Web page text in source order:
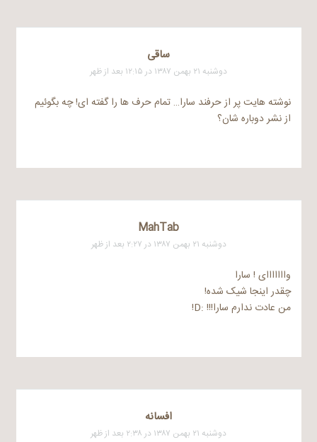
ساقی
دوشنبه ۲۱ بهمن ۱۳۸۷ در ۱۲:۱۵ بعد از ظهر
نوشته هایت پر از حرفند سارا… تمام حرف ها را گفته ای! چه بگوئیم
از نشر دوباره شان؟
MahTab
دوشنبه ۲۱ بهمن ۱۳۸۷ در ۲:۲۷ بعد از ظهر
وااااااای ! سارا
چقدر اینجا شیک شده!
من عادت ندارم سارا!!! :D!
افسانه
دوشنبه ۲۱ بهمن ۱۳۸۷ در ۲:۳۸ بعد از ظهر